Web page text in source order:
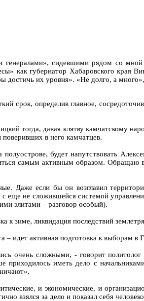
сидевшими рядом со мной
как губернатор Хабаровского
их уровня». «Не долго, а
срок, определив главное,
тогда, давая клятву камчатскому
поверивших в него камчатцев.
будет напутствовать
самым активным образом. Обращаю
Даже если бы он возглавил
еще не сложившейся системой
элитами – разговор особый).
к зиме, ликвидация последствий
идет активная подготовка к выборам
очень сложными, - говорит
иметь дело с
и экономические, и
взялся за дело и показал себя